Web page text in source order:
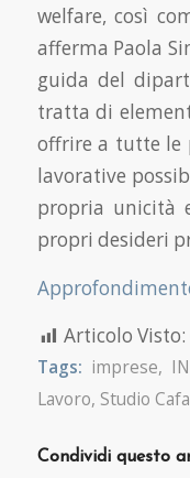
welfare, così
afferma Paola
guida del
tratta di
offrire a tutte le
lavorative
propria unicità
propri desideri
Articolo Visto:
Tags: imprese,
Lavoro, Studio
Condividi questo